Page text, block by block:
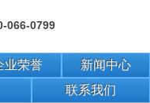
066-0799
业荣誉
新闻中心
联系我们